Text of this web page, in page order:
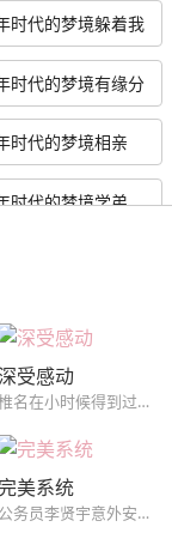
时代的梦境躲着我
时代的梦境有缘分
时代的梦境相亲
时代的梦境学弟
宝贝的三合会裂开
贝的三合会不痛
贝的三合会醒了
送货员:回答我
受感动
椎名在小时候得到过东条的帮助，并深受感动。以此为契机，在他长大后来到了东条曾经工作过的酒店当起了门童。令他没想到的是，许多年未见的东条再次出现在了他的面前...
完美系统
公务员李贤宇意外安装了一个奇怪的系统，使用这个系统的点数可以修改现实中自身的能力值，而点数的获得来自系统颁布的和女性发生关系的任务，从此李贤宇的幸福生活开始了...